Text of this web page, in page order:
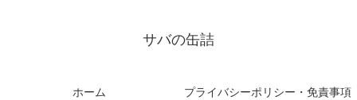
サバの缶詰
ホーム プライバシーポリシー・免責事項